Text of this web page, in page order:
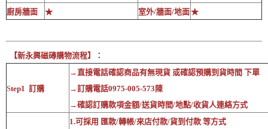
廚房牆面
★ 室外/牆面/地面★
【新永興磁磚購物流程】：
Step1 訂購
→直接電話確認商品有無現貨 或確認預購到貨時間 下單
→訂購電話0975-005-573陳
→確認訂購款項金額/送貨時間/地點/收貨人連絡方式
1.可採用 匯款/轉帳/來店付款/貨到付款 等方式